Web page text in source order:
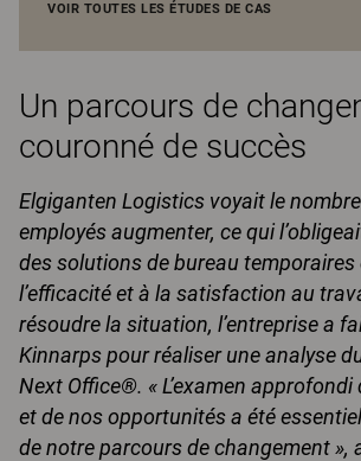
VOIR TOUTES LES ÉTUDES DE CAS
Un parcours de
couronné de succès
Elgiganten Logistics voyait le
employés augmenter, ce qui
des solutions de bureau
l’efficacité et à la satisfaction au
résoudre la situation, l’entreprise a
Kinnarps pour réaliser une analyse
Next Office®. « L’examen
et de nos opportunités a été
de notre parcours de changement »,